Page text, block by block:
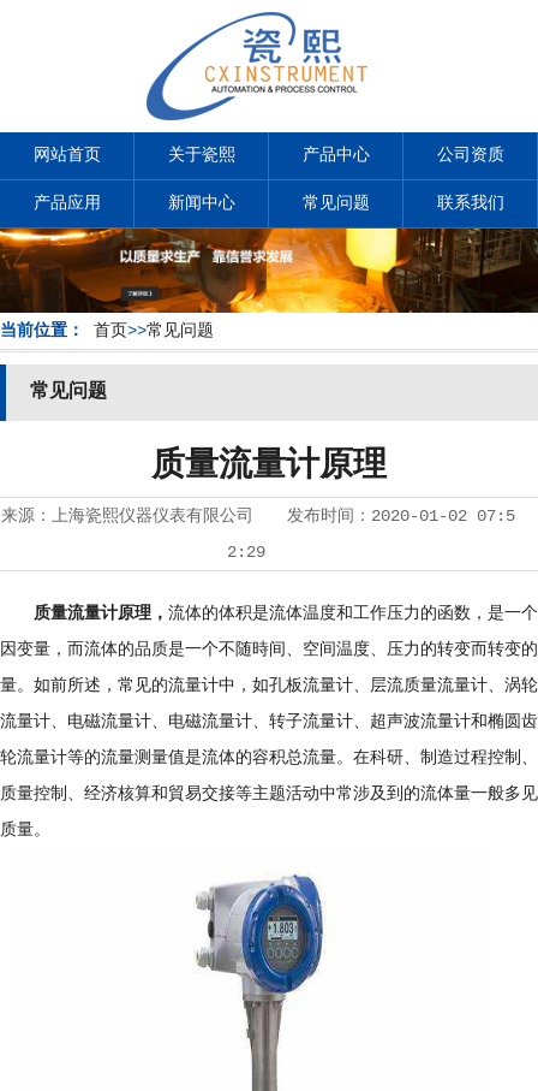
网站首页 关于瓷熙 产品中心 公司资质
产品应用 新闻中心 常见问题 联系我们
当前位置： 首页>>常见问题
常见问题
质量流量计原理
来源： 上海瓷熙仪器仪表有限公司 发布时间： 2020-01-02 07:5
2:29
质量流量计原理， 流体的体积是流体温度和工作压力的函数，是一个
因变量，而流体的品质是一个不随時间、空间温度、压力的转变而转变的
量。如前所述，常见的流量计中，如孔板流量计、层流质量流量计、涡轮
流量计、电磁流量计、电磁流量计、转子流量计、超声波流量计和椭圆齿
轮流量计等的流量测量值是流体的容积总流量。在科研、制造过程控制、
质量控制、经济核算和貿易交接等主题活动中常涉及到的流体量一般多见
质量。